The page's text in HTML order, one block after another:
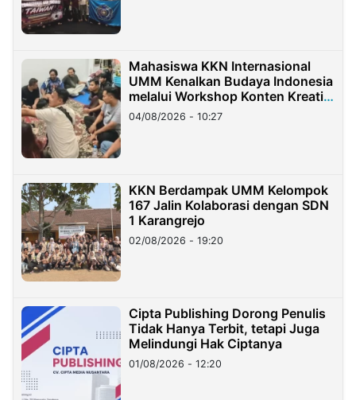
Mahasiswa KKN Internasional
UMM Kenalkan Budaya Indonesia
melalui Workshop Konten Kreatif
di Taiwan
04/08/2026 - 10:27
KKN Berdampak UMM Kelompok
167 Jalin Kolaborasi dengan SDN
1 Karangrejo
02/08/2026 - 19:20
Cipta Publishing Dorong Penulis
Tidak Hanya Terbit, tetapi Juga
Melindungi Hak Ciptanya
01/08/2026 - 12:20